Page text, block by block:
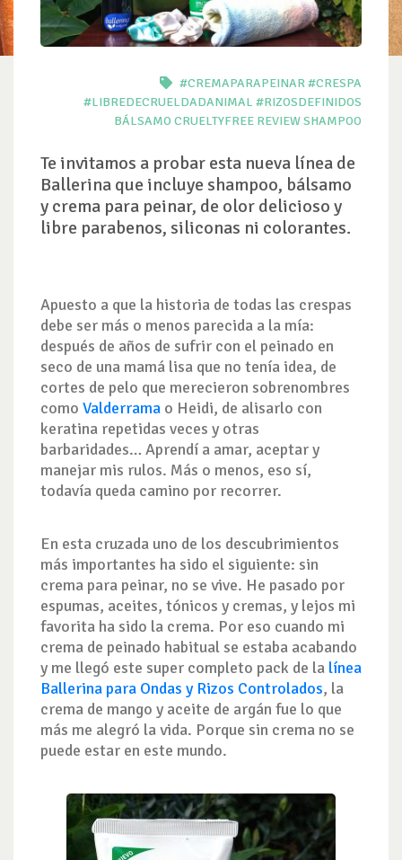
#CREMAPARAPEINAR#CRESPA
#LIBREDECRUELDADANIMAL #RIZOSDEFINIDOS
BÁLSAMO CRUELTYFREE REVIEWSHAMPOO
Te invitamos a probar esta nueva línea de
Ballerina que incluye shampoo, bálsamo
y crema para peinar, de olor delicioso y
libre parabenos, siliconas ni colorantes.
Apuesto a que la historia de todas las crespas
debe ser más o menos parecida a la mía:
después de años de sufrir con el peinado en
seco de una mamá lisa que no tenía idea, de
cortes de pelo que merecieron sobrenombres
como Valderrama o Heidi, de alisarlo con
keratina repetidas veces y otras
barbaridades… Aprendí a amar, aceptar y
manejar mis rulos. Más o menos, eso sí,
todavía queda camino por recorrer.
En esta cruzada uno de los descubrimientos
más importantes ha sido el siguiente: sin
crema para peinar, no se vive. He pasado por
espumas, aceites, tónicos y cremas, y lejos mi
favorita ha sido la crema. Por eso cuando mi
crema de peinado habitual se estaba acabando
y me llegó este super completo pack de la línea
Ballerina para Ondas y Rizos Controlados, la
crema de mango y aceite de argán fue lo que
más me alegró la vida. Porque sin crema no se
puede estar en este mundo.